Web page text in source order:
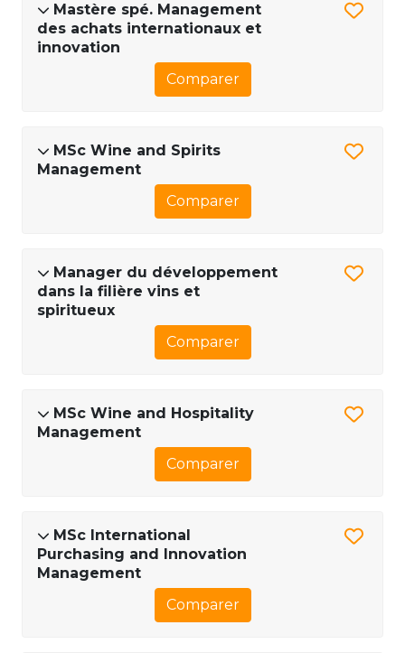
Mastère spé. Management
des achats internationaux et
innovation
Comparer
MSc Wine and Spirits
Management
Comparer
Manager du développement
dans la filière vins et
spiritueux
Comparer
MSc Wine and Hospitality
Management
Comparer
MSc International
Purchasing and Innovation
Management
Comparer